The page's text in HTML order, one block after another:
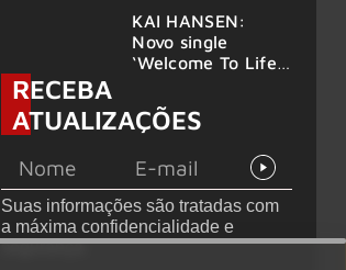
deixar os palcos
KAI HANSEN:
Novo single
‘Welcome To Life’
RECEBA
ATUALIZAÇÕES
Suas informações são tratadas com
a máxima confidencialidade e
segurança.